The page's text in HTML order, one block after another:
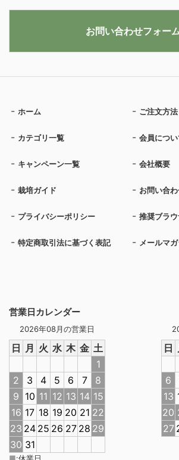
営業日カレンダー
2026年08月の営業日
日 月 火 水 木 金 土
1
2
3 4 5 6 7
8
9 10 11 12 13 14 15
16 17 18 19 20 21 22
23 24 25 26 27 28 29
30 31
日
6
13
20
27
ホーム ご注文方法
カテゴリ一覧 会員につい
キャンペーン一覧 会社概要
栽培ガイド お問い合
プライバシーポリシー 推奨ブラ
特定商取引法に基づく表記 メールマ
お問い合わせフォー